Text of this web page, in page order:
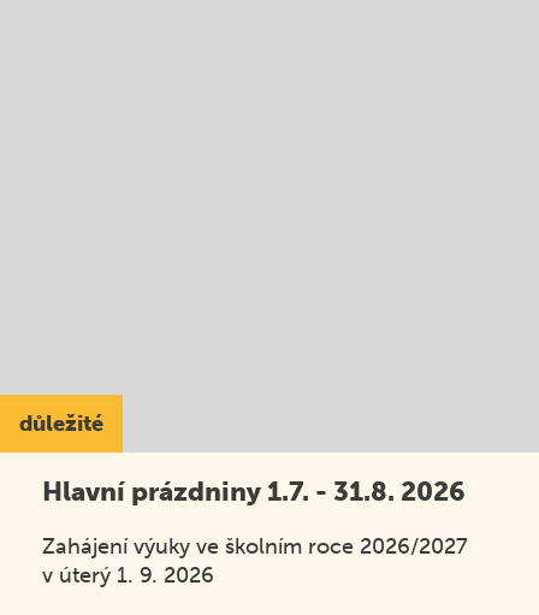
důležité
Hlavní prázdniny 1.7. - 31.8. 2026
Zahájení výuky ve školním roce 2026/2027
v úterý 1. 9. 2026